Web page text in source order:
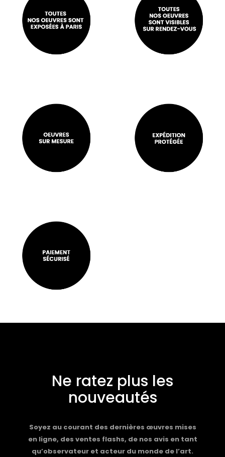
Ne ratez plus les
nouveautés
Soyez au courant des dernières œuvres mises
en ligne, des ventes flashs, de nos avis en tant
qu’observateur et acteur du monde de l’art.